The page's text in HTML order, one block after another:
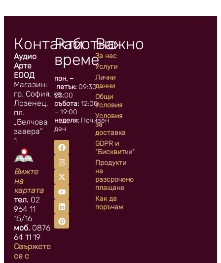
Контакти
Аудио
Арте
ЕООД
Магазин:
гр. София, кв.
Лозенец,
пл.
„Велчова
завера”
1
Вижте
на
картата
тел. 02
964 11
15/16
моб. 0876
64 11 19
Свържете
се с
Работно
време
пон. –
петък: 09:30 –
20:00
събота: 12:00
– 19:00
неделя: Почивен
ден
Важно
За нас
Услуги
Лични
данни
Общи
Условия
Условия
за
доставка
GDPR и
"Бисквитки"
Продукти
на
разсрочено
плащане
Как да
поръчам